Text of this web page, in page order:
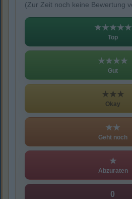
(Zur Zeit noch keine Bewertung
★★★★★
Top
★★★★
Gut
★★★
Okay
★★
Geht noch
★
Abzuraten
0